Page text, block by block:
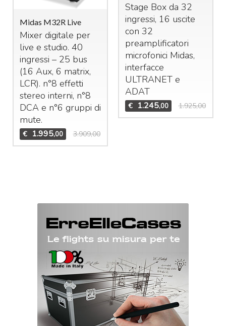
Midas M32R Live
Mixer digitale per
live e studio. 40
ingressi – 25 bus
(16 Aux, 6 matrix,
LCR). n°8 effetti
stereo interni, n°8
DCAe n°6 gruppi di
mute.
€ 1.995,00 3.909,00
Stage Box da 32
ingressi, 16 uscite
con 32
preamplificatori
microfonici Midas,
interfacce
ULTRANETe
ADAT
€ 1.245,00 1.925,00